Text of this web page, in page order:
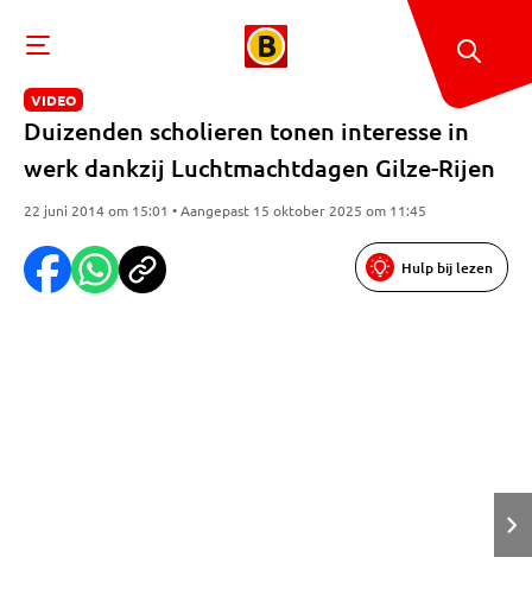
VIDEO
Duizenden scholieren tonen interesse in
werk dankzij Luchtmachtdagen Gilze-Rijen
22 juni 2014 om 15:01 • Aangepast 15 oktober 2025 om 11:45
Hulp bij lezen